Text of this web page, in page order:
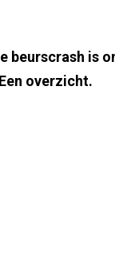
beurscrash is
overzicht.